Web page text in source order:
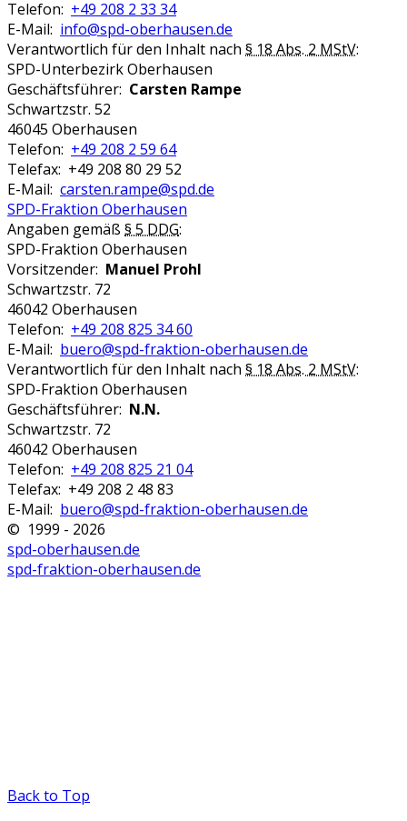
Telefon: +49 208 2 33 34
E-Mail: info@spd-oberhausen.de
Verantwortlich für den Inhalt nach § 18 Abs. 2 MStV:
SPD-Unterbezirk Oberhausen
Geschäftsführer: Carsten Rampe
Schwartzstr. 52
46045 Oberhausen
Telefon: +49 208 2 59 64
Telefax: +49 208 80 29 52
E-Mail: carsten.rampe@spd.de
SPD-Fraktion Oberhausen
Angaben gemäß § 5 DDG:
SPD-Fraktion Oberhausen
Vorsitzender: Manuel Prohl
Schwartzstr. 72
46042 Oberhausen
Telefon: +49 208 825 34 60
E-Mail: buero@spd-fraktion-oberhausen.de
Verantwortlich für den Inhalt nach § 18 Abs. 2 MStV:
SPD-Fraktion Oberhausen
Geschäftsführer: N.N.
Schwartzstr. 72
46042 Oberhausen
Telefon: +49 208 825 21 04
Telefax: +49 208 2 48 83
E-Mail: buero@spd-fraktion-oberhausen.de
© 1999 - 2026
spd-oberhausen.de
spd-fraktion-oberhausen.de
Back to Top